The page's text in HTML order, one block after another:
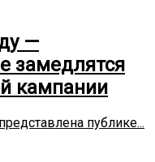
—
замедлятся
кампании
публике...